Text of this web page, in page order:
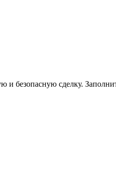
и безопасную сделку.